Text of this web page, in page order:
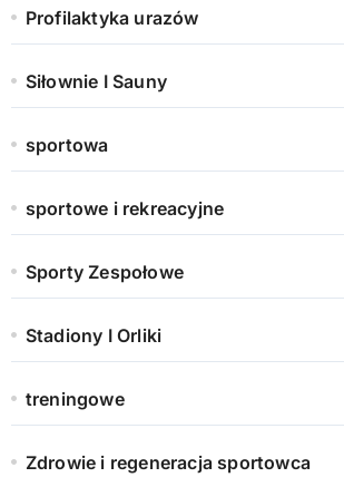
Profilaktyka urazów
Siłownie I Sauny
sportowa
sportowe i rekreacyjne
Sporty Zespołowe
Stadiony I Orliki
treningowe
Zdrowie i regeneracja sportowca